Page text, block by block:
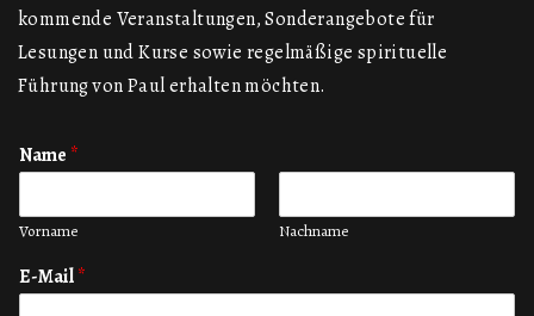
kommende Veranstaltungen, Sonderangebote für
Lesungen und Kurse sowie regelmäßige spirituelle
Führung von Paul erhalten möchten.
Name *
Vorname Nachname
E-Mail*